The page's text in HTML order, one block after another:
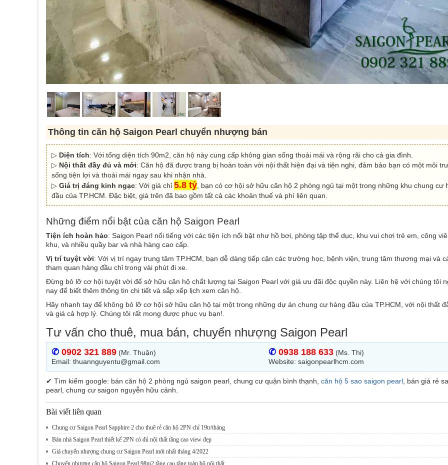
Thông tin căn hộ Saigon Pearl chuyển nhượng bán
▷ Diện tích: Với tổng diện tích 90m2, căn hộ này cung cấp không gian sống thoải mái và rộng rãi cho cả gia đình.
▷ Nội thất đầy đủ và mới: Căn hộ đã được trang bị hoàn toàn với nội thất hiện đại và tiện nghi, đảm bảo bạn có một môi
sống tiện lợi và thoải mái ngay sau khi nhận nhà.
▷ Giá trị đáng kinh ngạc: Với giá chỉ 5.8 tỷ, bạn có cơ hội sở hữu căn hộ 2 phòng ngủ tại một trong những khu chung cư
đầu của TP.HCM. Đặc biệt, giá trên đã bao gồm tất cả các khoản thuế và phí liên quan.
Những điểm nổi bật của căn hộ Saigon Pearl
Tiện ích hoàn hảo: Saigon Pearl nổi tiếng với các tiện ích nổi bật như hồ bơi, phòng tập thể dục, khu vui chơi trẻ em, công
khu, và nhiều quầy bar và nhà hàng cao cấp.
Vị trí tuyệt vời: Với vị trí ngay trung tâm TP.HCM, bạn dễ dàng tiếp cận các trường học, bệnh viện, trung tâm thương mại và
tham quan hàng đầu chỉ trong vài phút đi xe.
Đừng bỏ lỡ cơ hội tuyệt vời để sở hữu căn hộ chất lượng tại Saigon Pearl với giá ưu đãi độc quyền này. Liên hệ với chúng tôi
nay để biết thêm thông tin chi tiết và sắp xếp lịch xem căn hộ.
Hãy nhanh tay để không bỏ lỡ cơ hội sở hữu căn hộ tại một trong những dự án chung cư hàng đầu của TP.HCM, với nội thất
và giá cả hợp lý. Chúng tôi rất mong được phục vụ bạn!.
Tư vấn cho thuê, mua bán, chuyển nhượng Saigon Pearl
✆ 0902 321 889 (Mr. Thuận)
Email: thuannguyentu@gmail.com
✆ 0938 188 633 (Ms. Thi)
Website: saigonpearlhcm.com
✔ Tìm kiếm google: bán căn hộ 2 phòng ngủ saigon pearl, chung cư quận bình thạnh, căn hộ 5 sao saigon pearl, bán giá rẻ
pearl, chung cư saigon nguyễn hữu cảnh.
Bài viết liên quan
Chung cư Saigon Pearl Sapphire 2 cho thuê rẻ căn hộ 2PN chỉ 19tr/tháng
Bán nhà Saigon Pearl thiết kế 2PN có đủ nội thất tầng cao view đẹp
Giá chuyển nhượng chung cư Saigon Pearl mới nhất tháng 4/2022